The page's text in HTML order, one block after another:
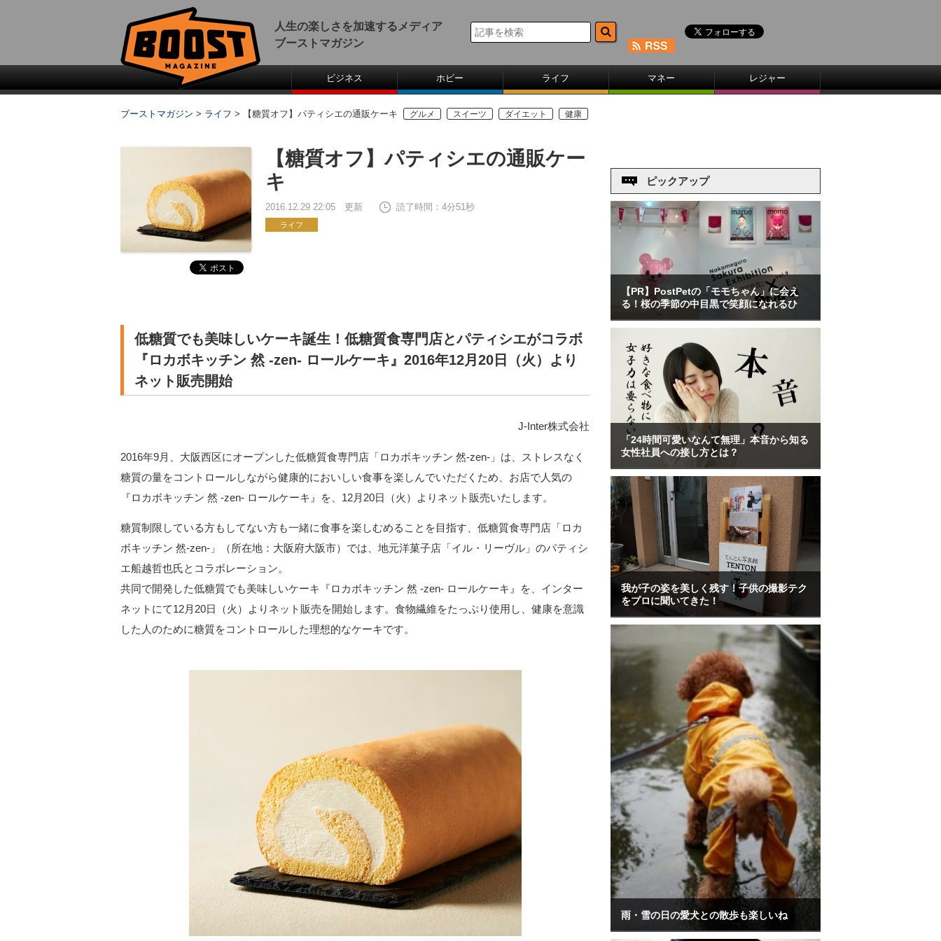
人生の楽しさを加速するメディア
ブーストマガジン
ビジネス ホビー ライフ マネー レジャー
ブーストマガジン > ライフ > 【糖質オフ】パティシエの通販ケーキ グルメ スイーツ ダイエット 健康
【糖質オフ】パティシエの通販ケー
キ
2016.12.29 22:05 更新 読了時間：4分51秒
ライフ
低糖質でも美味しいケーキ誕生！低糖質食専門店とパティシエがコラボ
『ロカボキッチン 然 -zen- ロールケーキ』2016年12月20日（火）より
ネット販売開始
J-Inter株式会社
2016年9月、大阪西区にオープンした低糖質食専門店「ロカボキッチン 然-zen-」は、ストレスなく
糖質の量をコントロールしながら健康的においしい食事を楽しんでいただくため、お店で人気の
『ロカボキッチン 然 -zen- ロールケーキ』を、12月20日（火）よりネット販売いたします。
糖質制限している方もしてない方も一緒に食事を楽しむめることを目指す、低糖質食専門店「ロカ
ボキッチン 然-zen-」（所在地：大阪府大阪市）では、地元洋菓子店「イル・リーヴル」のパティシ
エ船越哲也氏とコラボレーション。
共同で開発した低糖質でも美味しいケーキ『ロカボキッチン 然 -zen- ロールケーキ』を、インター
ネットにて12月20日（火）よりネット販売を開始します。食物繊維をたっぷり使用し、健康を意識
した人のために糖質をコントロールした理想的なケーキです。
ピックアップ
【PR】PostPetの「モモちゃん」に会え
る！桜の季節の中目黒で笑顔になれるひ
「24時間可愛いなんて無理」本音から知る
女性社員への接し方とは？
我が子の姿を美しく残す！子供の撮影テク
をプロに聞いてきた！
雨・雪の日の愛犬との散歩も楽しいね